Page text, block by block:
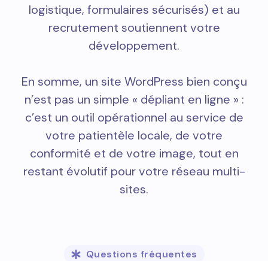
logistique, formulaires sécurisés) et au
recrutement soutiennent votre
développement.
En somme, un site WordPress bien conçu
n’est pas un simple « dépliant en ligne » :
c’est un outil opérationnel au service de
votre patientèle locale, de votre
conformité et de votre image, tout en
restant évolutif pour votre réseau multi-
sites.
Questions fréquentes